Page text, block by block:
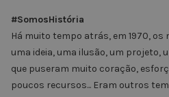
#SomosHistória
Há muito tempo atrás, em 1970,
uma ideia, uma ilusão, um projeto,
que puseram muito coração,
poucos recursos... Eram outros